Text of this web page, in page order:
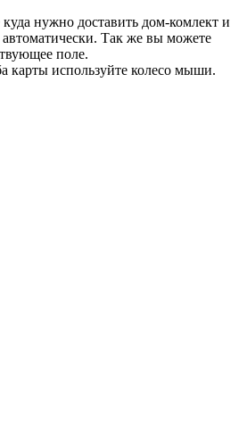
нужно доставить дом-комлект и
автоматически. Так же вы можете
поле.
карты используйте колесо мыши.